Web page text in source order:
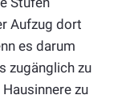
Aufzug dort
es darum
zugänglich zu
zu